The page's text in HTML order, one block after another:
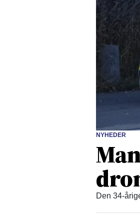
NYHEDER
Den 34-